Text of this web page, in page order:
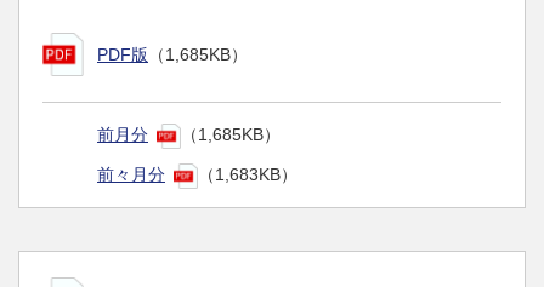
PDF版 （1,685KB）
前月分 （1,685KB）
前々月分 （1,683KB）